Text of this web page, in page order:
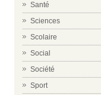
Santé
Sciences
Scolaire
Social
Société
Sport